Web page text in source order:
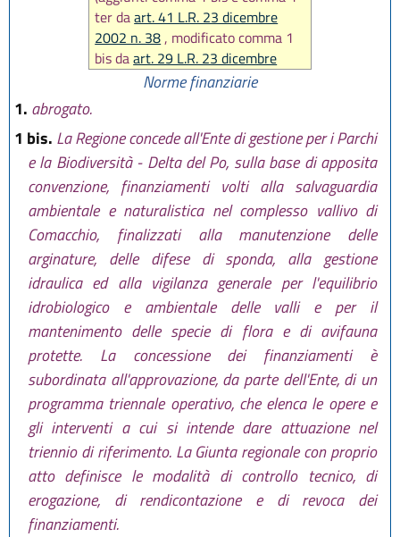
ter daart. 41 L.R. 23 dicembre
2002 n. 38, modificato comma 1
bis daart. 29 L.R. 23 dicembre
2011 n. 24, abrogato comma 1 da
art. 36 L.R. 27 dicembre 2017 n.
25)
Norme finanziarie
1. abrogato.
1 bis. La Regione concede all'Ente di gestione per i Parchi
e la Biodiversità - Delta del Po, sulla base di apposita
convenzione, finanziamenti volti alla salvaguardia
ambientale e naturalistica nel complesso vallivo di
Comacchio, finalizzati alla manutenzione delle
arginature, delle difese di sponda, alla gestione
idraulica ed alla vigilanza generale per l'equilibrio
idrobiologico e ambientale delle valli e per il
mantenimento delle specie di flora e di avifauna
protette. La concessione dei finanziamenti è
subordinata all'approvazione, da parte dell'Ente, di un
programma triennale operativo, che elenca le opere e
gli interventi a cui si intende dare attuazione nel
triennio di riferimento. La Giunta regionale con proprio
atto definisce le modalità di controllo tecnico, di
erogazione, di rendicontazione e di revoca dei
finanziamenti.